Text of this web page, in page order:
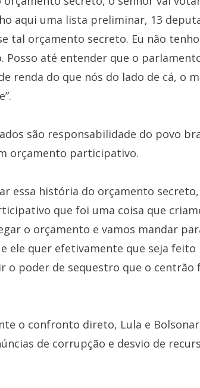
aqui uma lista preliminar, 13
tal orçamento secreto. Eu não
Posso até entender que o
renda do que nós do lado de cá, o
são responsabilidade do povo
orçamento participativo.
essa história do orçamento
que foi uma coisa que
o orçamento e vamos mandar
ele quer efetivamente que seja feito
o poder de sequestro que o centrão
o confronto direto, Lula e
de corrupção e desvio de